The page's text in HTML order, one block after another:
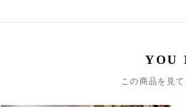
この商品を見